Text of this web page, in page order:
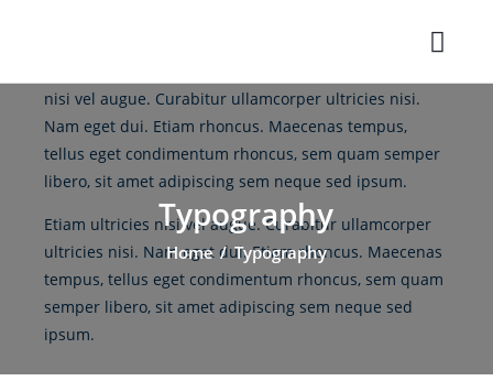
Typography
Home Typography
nisi vel augue. Curabitur ullamcorper ultricies nisi.
Nam eget dui. Etiam rhoncus. Maecenas tempus,
tellus eget condimentum rhoncus, sem quam semper
libero, sit amet adipiscing sem neque sed ipsum.
Etiam ultricies nisi vel augue. Curabitur ullamcorper
ultricies nisi. Nam eget dui. Etiam rhoncus. Maecenas
tempus, tellus eget condimentum rhoncus, sem quam
semper libero, sit amet adipiscing sem neque sed
ipsum.